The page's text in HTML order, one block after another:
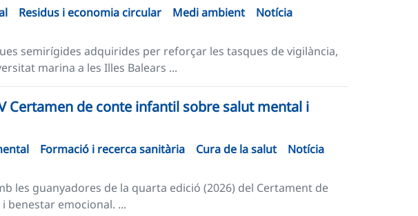
Residus i economia circular Medi ambient
Notícia
semirígides adquirides per reforçar les tasques de vigilància,
marina a les Illes Balears ...
Certamen de conte infantil sobre salut mental i
Formació i recerca sanitària Cura de la salut
Notícia
les guanyadores de la quarta edició (2026) del Certament de
benestar emocional. ...